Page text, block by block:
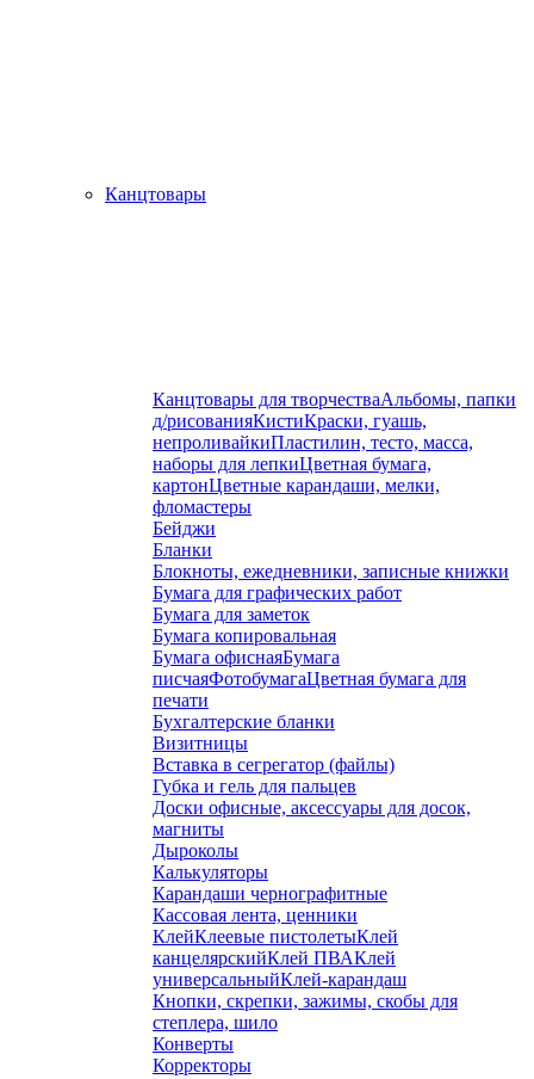
Канцтовары
Канцтовары для творчестваАльбомы, папки
д/рисованияКистиКраски, гуашь,
непроливайкиПластилин, тесто, масса,
наборы для лепкиЦветная бумага,
картонЦветные карандаши, мелки,
фломастеры
Бейджи
Бланки
Блокноты, ежедневники, записные книжки
Бумага для графических работ
Бумага для заметок
Бумага копировальная
Бумага офиснаяБумага
писчаяФотобумагаЦветная бумага для
печати
Бухгалтерские бланки
Визитницы
Вставка в сегрегатор (файлы)
Губка и гель для пальцев
Доски офисные, аксессуары для досок,
магниты
Дыроколы
Калькуляторы
Карандаши чернографитные
Кассовая лента, ценники
КлейКлеевые пистолетыКлей
канцелярскийКлей ПВАКлей
универсальныйКлей-карандаш
Кнопки, скрепки, зажимы, скобы для
степлера, шило
Конверты
Корректоры